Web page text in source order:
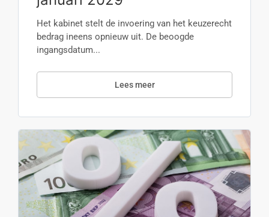
Het kabinet stelt de invoering van het keuzerecht
bedrag ineens opnieuw uit. De beoogde
ingangsdatum...
Lees meer